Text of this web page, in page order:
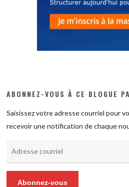
ABONNEZ-VOUS À CE BLOGUE
Saisissez votre adresse courriel pour
recevoir une notification de chaque
Abonnez-vous